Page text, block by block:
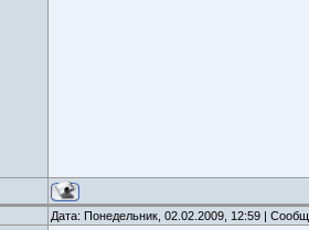
Дата: Понедельник, 02.02.2009, 12:59 |